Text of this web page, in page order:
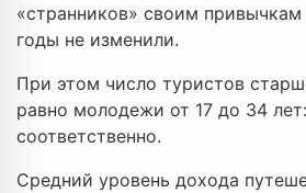
«странников» своим
годы не изменили.
При этом число туристов
равно молодежи от 17 до 34
соответственно.
Средний уровень дохода